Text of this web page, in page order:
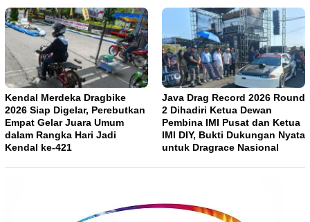
Kendal Merdeka Dragbike
2026 Siap Digelar, Perebutkan
Empat Gelar Juara Umum
dalam Rangka Hari Jadi
Kendal ke-421
Java Drag Record 2026 Round
2 Dihadiri Ketua Dewan
Pembina IMI Pusat dan Ketua
IMI DIY, Bukti Dukungan Nyata
untuk Dragrace Nasional